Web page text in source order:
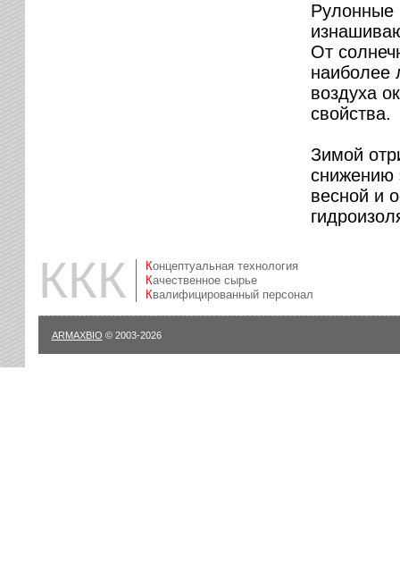
Рулонные
От
наиболее
воздуха
свойства.
Зимой
снижению
весной и
ККК
Концептуальная технология
Качественное сырье
Квалифицированный персонал
ARMAXBIO © 2003-2026